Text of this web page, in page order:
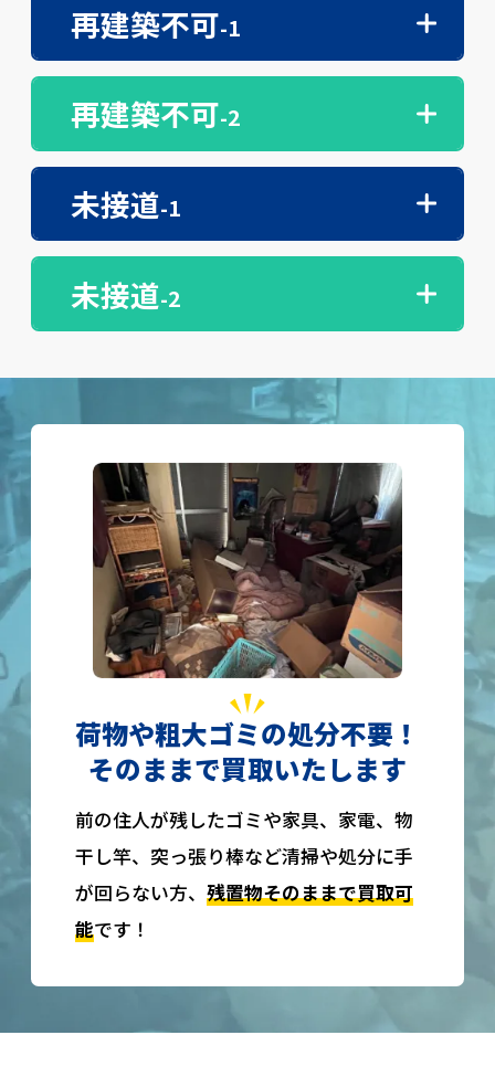
再建築不可-1
再建築不可-2
未接道-1
未接道-2
荷物や粗大ゴミの処分不要！
そのままで買取いたします
前の住人が残したゴミや家具、家電、物
干し竿、突っ張り棒など清掃や処分に手
が回らない方、 残置物そのままで買取可
能です！